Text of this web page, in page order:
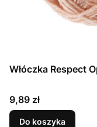
Włóczka Respect
Cena
9,89 zł
Do koszyka